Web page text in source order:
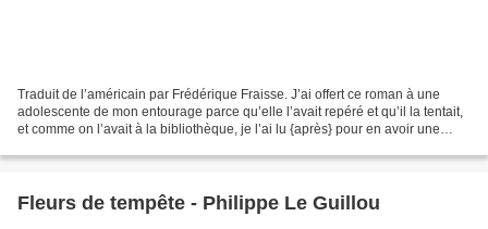
Traduit de l’américain par Frédérique Fraisse. J’ai offert ce roman à une
adolescente de mon entourage parce qu’elle l’avait repéré et qu’il la tentait,
et comme on l’avait à la bibliothèque, je l’ai lu {après} pour en avoir une
Fleurs de tempête - Philippe Le Guillou